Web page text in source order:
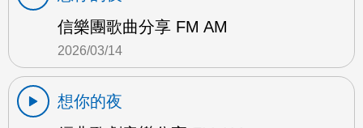
信樂團歌曲分享 FM AM
2026/03/14
想你的夜